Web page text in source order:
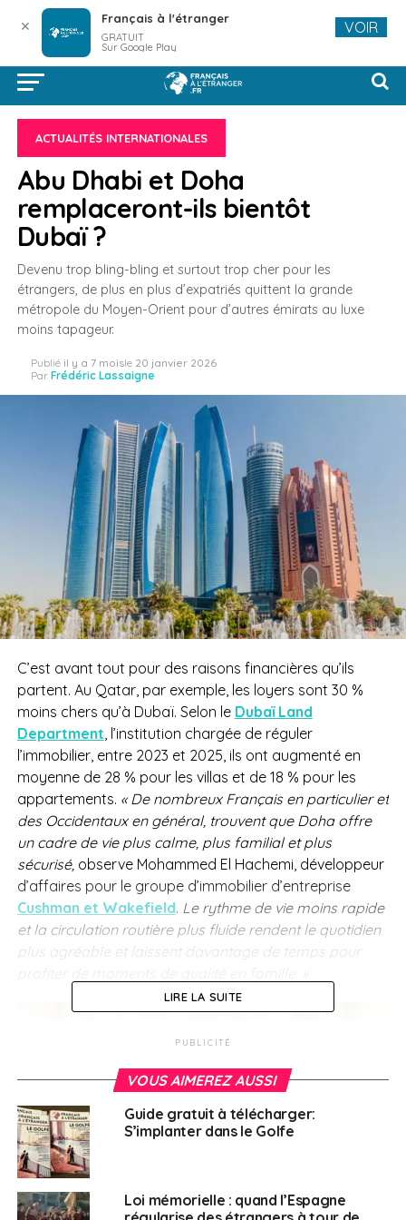
ACTUALITÉS INTERNATIONALES
Abu Dhabi et Doha
remplaceront-ils bientôt
Dubaï ?
Devenu trop bling-bling et surtout trop cher pour les
étrangers, de plus en plus d’expatriés quittent la grande
métropole du Moyen-Orient pour d’autres émirats au luxe
moins tapageur.
Publié il y a 7 moisle 20 janvier 2026
Par Frédéric Lassaigne
C’est avant tout pour des raisons financières qu’ils
partent. Au Qatar, par exemple, les loyers sont 30 %
moins chers qu’à Dubaï. Selon le Dubaï Land
Department , l’institution chargée de réguler
l’immobilier, entre 2023 et 2025, ils ont augmenté en
moyenne de 28 % pour les villas et de 18 % pour les
appartements. « De nombreux Français en particulier et
des Occidentaux en général, trouvent que Doha offre
un cadre de vie plus calme, plus familial et plus
sécurisé, observe Mohammed El Hachemi, développeur
d’affaires pour le groupe d’immobilier d’entreprise
Cushman et Wakefield. Le rythme de vie moins rapide
et la circulation routière plus fluide rendent le quotidien
plus agréable et laissent davantage de temps pour
Mohammed El Hachemi :
général, souvent musulmans ou issus d’autres religions, trouvent que
Doha offre un cadre de vie plus calme. »
LIRE LA SUITE
PUBLICITÉ
VOUS AIMEREZ AUSSI
Guide gratuit à télécharger:
S’implanter dans le Golfe
Loi mémorielle : quand l’Espagne
✕ Français à l'étranger
GRATUIT
Sur Google Play
VOIR